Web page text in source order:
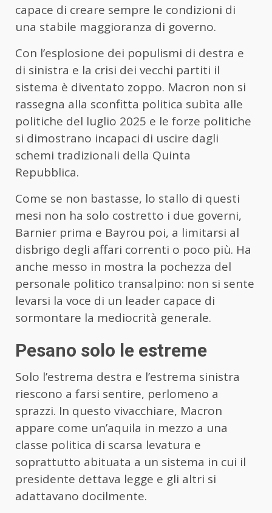
capace di creare sempre le condizioni di
una stabile maggioranza di governo.
Con l’esplosione dei populismi di destra e
di sinistra e la crisi dei vecchi partiti il
sistema è diventato zoppo. Macron non si
rassegna alla sconfitta politica subìta alle
politiche del luglio 2025 e le forze politiche
si dimostrano incapaci di uscire dagli
schemi tradizionali della Quinta
Repubblica.
Come se non bastasse, lo stallo di questi
mesi non ha solo costretto i due governi,
Barnier prima e Bayrou poi, a limitarsi al
disbrigo degli affari correnti o poco più. Ha
anche messo in mostra la pochezza del
personale politico transalpino: non si sente
levarsi la voce di un leader capace di
sormontare la mediocrità generale.
Pesano solo le estreme
Solo l’estrema destra e l’estrema sinistra
riescono a farsi sentire, perlomeno a
sprazzi. In questo vivacchiare, Macron
appare come un’aquila in mezzo a una
classe politica di scarsa levatura e
soprattutto abituata a un sistema in cui il
presidente dettava legge e gli altri si
adattavano docilmente.